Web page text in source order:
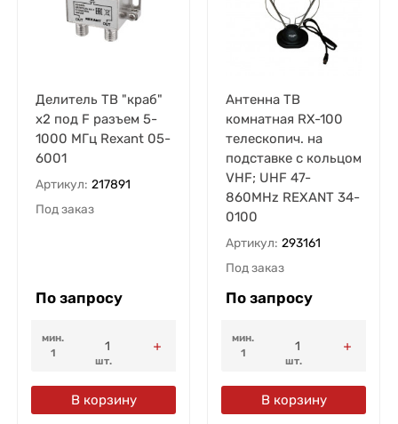
Делитель ТВ "краб"
х2 под F разъем 5-
1000 МГц Rexant 05-
6001
Артикул: 217891
Под заказ
По запросу
мин.
1
шт.
В корзину
Антенна ТВ
комнатная RX-100
телескопич. на
подставке с кольцом
VHF; UHF 47-
860MHz REXANT 34-
0100
Артикул: 293161
Под заказ
По запросу
мин.
1
шт.
В корзину